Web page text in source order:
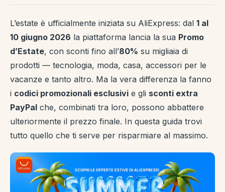
L’estate è ufficialmente iniziata su AliExpress: dal 1 al
10 giugno 2026 la piattaforma lancia la sua Promo
d’Estate, con sconti fino all’80% su migliaia di
prodotti — tecnologia, moda, casa, accessori per le
vacanze e tanto altro. Ma la vera differenza la fanno
i codici promozionali esclusivi e gli sconti extra
PayPal che, combinati tra loro, possono abbattere
ulteriormente il prezzo finale. In questa guida trovi
tutto quello che ti serve per risparmiare al massimo.